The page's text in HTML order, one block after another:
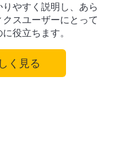
やすく説明し、あら
スユーザーにとって
役立ちます。
く見る